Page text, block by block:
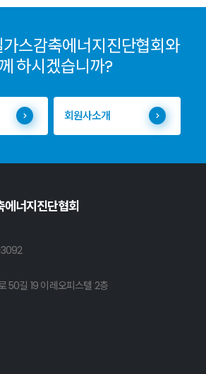
스감축에너지진단협회와
하시겠습니까?
회원사소개
너지진단협회
50길 19 이레오피스텔 2층